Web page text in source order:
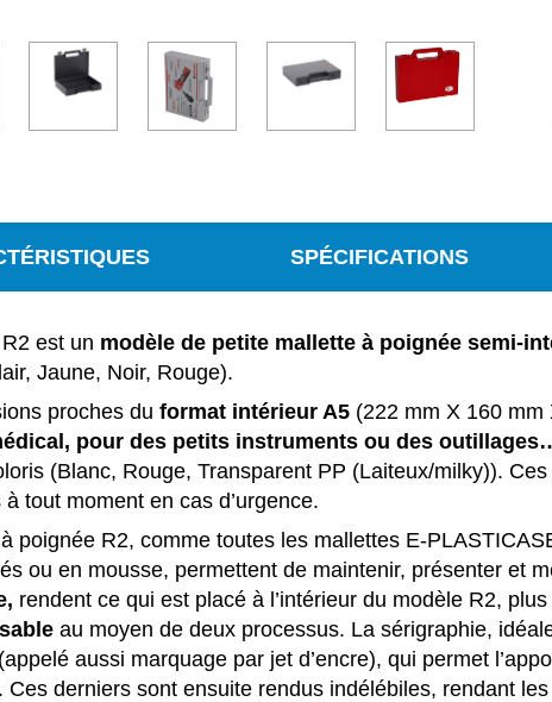
SPÉCIFICATIONS
est un modèle de petite mallette à poignée semi-
Jaune, Noir, Rouge).
proches du format intérieur A5 (222 mm X 160
pour des petits instruments ou des
(Blanc, Rouge, Transparent PP (Laiteux/milky)).
tout moment en cas d’urgence.
poignée R2, comme toutes les mallettes E-
ou en mousse, permettent de maintenir, présenter et
rendent ce qui est placé à l’intérieur du modèle R2, plus
au moyen de deux processus. La sérigraphie,
aussi marquage par jet d’encre), qui permet
Ces derniers sont ensuite rendus indélébiles, rendant